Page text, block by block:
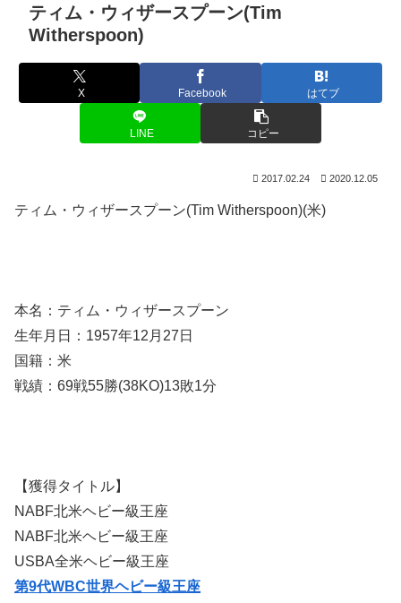
ティム・ウィザースプーン(Tim
Witherspoon)
X Facebook はてブ
LINE コピー
2017.02.24 2020.12.05
ティム・ウィザースプーン(Tim Witherspoon)(米)
本名：ティム・ウィザースプーン
生年月日：1957年12月27日
国籍：米
戦績：69戦55勝(38KO)13敗1分
【獲得タイトル】
NABF北米ヘビー級王座
NABF北米ヘビー級王座
USBA全米ヘビー級王座
第9代WBC世界ヘビー級王座